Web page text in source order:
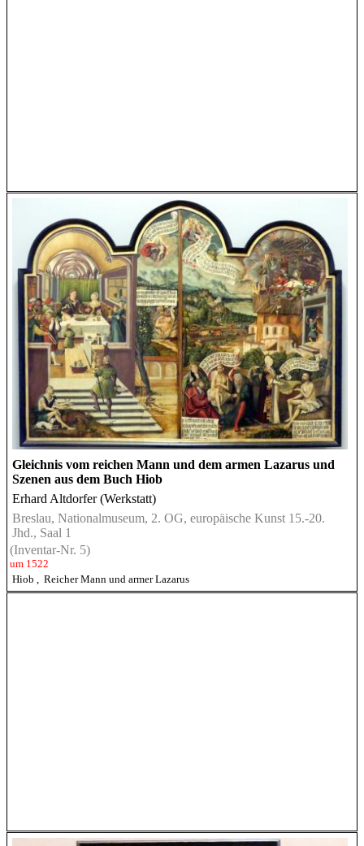
Gleichnis vom reichen Mann und dem armen Lazarus und
Szenen aus dem Buch Hiob
Erhard Altdorfer (Werkstatt)
Breslau, Nationalmuseum, 2. OG, europäische Kunst 15.-20.
Jhd., Saal 1
(Inventar-Nr. 5)
um 1522
Hiob , Reicher Mann und armer Lazarus